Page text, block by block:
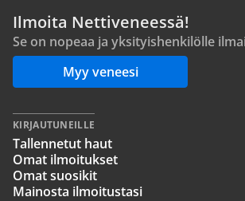
Ilmoita Nettiveneessä!
Se on nopeaa ja yksityishenkilölle
Myy veneesi
KIRJAUTUNEILLE
Tallennetut haut
Omat ilmoitukset
Omat suosikit
Mainosta ilmoitustasi